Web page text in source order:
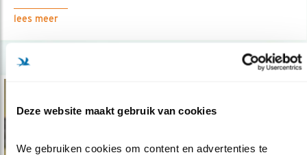
Deze website maakt gebruik van cookies
We gebruiken cookies om content en advertenties te
lees meer